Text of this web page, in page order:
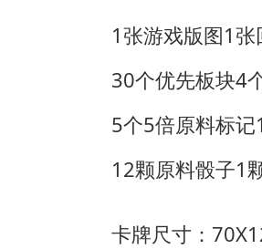
1张游戏版图1张
30个优先板块4
5个5倍原料标记
12颗原料骰子1
卡牌尺寸：